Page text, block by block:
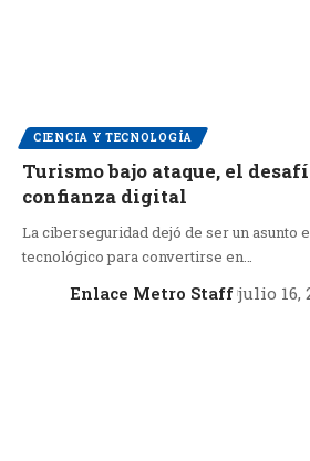
CIENCIA Y TECNOLOGÍA
Turismo bajo ataque, el
confianza digital
La ciberseguridad dejó de ser un asunto
tecnológico para convertirse en…
Enlace Metro Staff julio 16,